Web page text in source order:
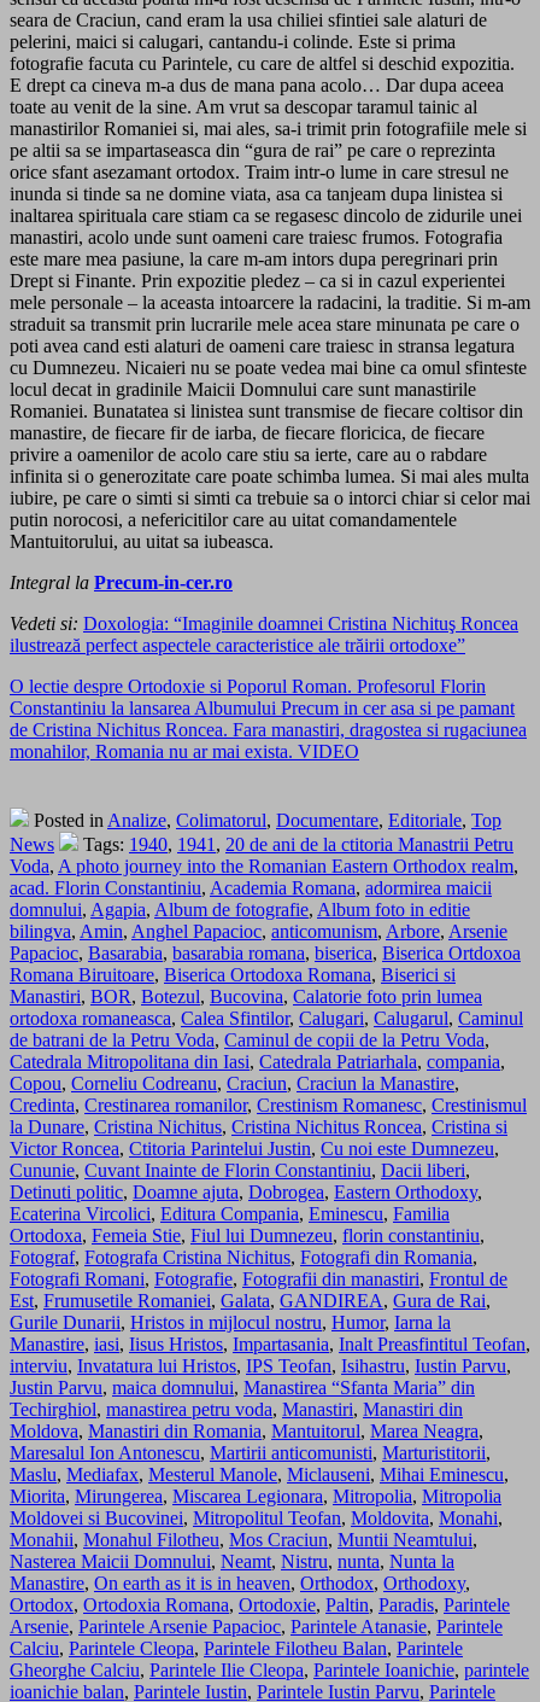
seara de Craciun, cand eram la usa chiliei sfintiei sale alaturi de
pelerini, maici si calugari, cantandu-i colinde. Este si prima
fotografie facuta cu Parintele, cu care de altfel si deschid expozitia.
E drept ca cineva m-a dus de mana pana acolo… Dar dupa aceea
toate au venit de la sine. Am vrut sa descopar taramul tainic al
manastirilor Romaniei si, mai ales, sa-i trimit prin fotografiile mele si
pe altii sa se impartaseasca din “gura de rai” pe care o reprezinta
orice sfant asezamant ortodox. Traim intr-o lume in care stresul ne
inunda si tinde sa ne domine viata, asa ca tanjeam dupa linistea si
inaltarea spirituala care stiam ca se regasesc dincolo de zidurile unei
manastiri, acolo unde sunt oameni care traiesc frumos. Fotografia
este mare mea pasiune, la care m-am intors dupa peregrinari prin
Drept si Finante. Prin expozitie pledez – ca si in cazul experientei
mele personale – la aceasta intoarcere la radacini, la traditie. Si m-am
straduit sa transmit prin lucrarile mele acea stare minunata pe care o
poti avea cand esti alaturi de oameni care traiesc in stransa legatura
cu Dumnezeu. Nicaieri nu se poate vedea mai bine ca omul sfinteste
locul decat in gradinile Maicii Domnului care sunt manastirile
Romaniei. Bunatatea si linistea sunt transmise de fiecare coltisor din
manastire, de fiecare fir de iarba, de fiecare floricica, de fiecare
privire a oamenilor de acolo care stiu sa ierte, care au o rabdare
infinita si o generozitate care poate schimba lumea. Si mai ales multa
iubire, pe care o simti si simti ca trebuie sa o intorci chiar si celor mai
putin norocosi, a nefericitilor care au uitat comandamentele
Mantuitorului, au uitat sa iubeasca.
Integral la Precum-in-cer.ro
Vedeti si: Doxologia: “Imaginile doamnei Cristina Nichituş Roncea
ilustrează perfect aspectele caracteristice ale trăirii ortodoxe”
O lectie despre Ortodoxie si Poporul Roman. Profesorul Florin
Constantiniu la lansarea Albumului Precum in cer asa si pe pamant
de Cristina Nichitus Roncea. Fara manastiri, dragostea si rugaciunea
monahilor, Romania nu ar mai exista. VIDEO
Posted in Analize, Colimatorul, Documentare, Editoriale, Top
News
Tags: 1940, 1941 , 20 de ani de la ctitoria Manastrii Petru
Voda, A photo journey into the Romanian Eastern Orthodox realm,
acad. Florin Constantiniu, Academia Romana, adormirea maicii
domnului, Agapia, Album de fotografie, Album foto in editie
bilingva, Amin, Anghel Papacioc, anticomunism, Arbore, Arsenie
Papacioc, Basarabia, basarabia romana, biserica, Biserica Ortdoxoa
Romana Biruitoare, Biserica Ortodoxa Romana, Biserici si
Manastiri, BOR, Botezul, Bucovina, Calatorie foto prin lumea
ortodoxa romaneasca, Calea Sfintilor, Calugari, Calugarul, Caminul
de batrani de la Petru Voda, Caminul de copii de la Petru Voda,
Catedrala Mitropolitana din Iasi, Catedrala Patriarhala, compania,
Copou, Corneliu Codreanu, Craciun, Craciun la Manastire,
Credinta, Crestinarea romanilor, Crestinism Romanesc, Crestinismul
la Dunare, Cristina Nichitus, Cristina Nichitus Roncea, Cristina si
Victor Roncea, Ctitoria Parintelui Justin, Cu noi este Dumnezeu,
Cununie, Cuvant Inainte de Florin Constantiniu, Dacii liberi,
Detinuti politic, Doamne ajuta, Dobrogea, Eastern Orthodoxy,
Ecaterina Vircolici, Editura Compania, Eminescu, Familia
Ortodoxa, Femeia Stie, Fiul lui Dumnezeu, florin constantiniu,
Fotograf, Fotografa Cristina Nichitus, Fotografi din Romania,
Fotografi Romani, Fotografie, Fotografii din manastiri, Frontul de
Est, Frumusetile Romaniei, Galata, GANDIREA, Gura de Rai,
Gurile Dunarii, Hristos in mijlocul nostru, Humor, Iarna la
Manastire, iasi, Iisus Hristos, Impartasania, Inalt Preasfintitul Teofan,
interviu, Invatatura lui Hristos, IPS Teofan, Isihastru, Iustin Parvu,
Justin Parvu, maica domnului, Manastirea “Sfanta Maria” din
Techirghiol, manastirea petru voda, Manastiri, Manastiri din
Moldova, Manastiri din Romania, Mantuitorul, Marea Neagra,
Maresalul Ion Antonescu, Martirii anticomunisti, Marturistitorii,
Maslu, Mediafax, Mesterul Manole, Miclauseni, Mihai Eminescu,
Miorita, Mirungerea, Miscarea Legionara, Mitropolia, Mitropolia
Moldovei si Bucovinei, Mitropolitul Teofan, Moldovita, Monahi,
Monahii, Monahul Filotheu, Mos Craciun, Muntii Neamtului,
Nasterea Maicii Domnului, Neamt, Nistru, nunta, Nunta la
Manastire, On earth as it is in heaven, Orthodox, Orthodoxy,
Ortodox, Ortodoxia Romana, Ortodoxie, Paltin, Paradis, Parintele
Arsenie, Parintele Arsenie Papacioc, Parintele Atanasie, Parintele
Calciu, Parintele Cleopa, Parintele Filotheu Balan, Parintele
Gheorghe Calciu, Parintele Ilie Cleopa, Parintele Ioanichie, parintele
ioanichie balan, Parintele Iustin, Parintele Iustin Parvu, Parintele